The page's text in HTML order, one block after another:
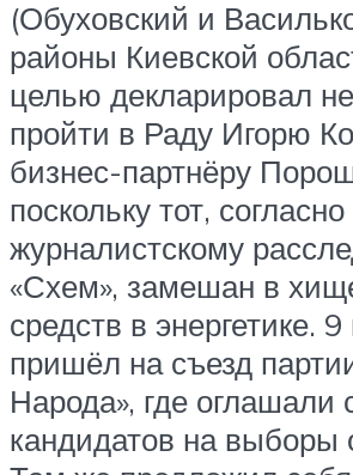
(Обуховский и
районы Киевской
целью декларировал
пройти в Раду Игорю
бизнес-партнёру
поскольку тот, согласно
журналистскому
«Схем», замешан в
средств в энергетике.
пришёл на съезд
Народа», где оглашали
кандидатов на выборы